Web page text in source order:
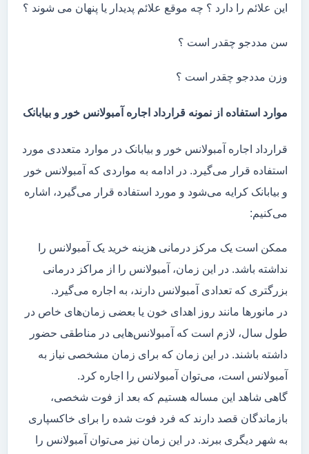
این علائم را دارد ؟ چه موقع علائم پدیدار یا پنهان می شوند ؟
سن مددجو چقدر است ؟
وزن مددجو چقدر است ؟
موارد استفاده از نمونه قرارداد اجاره آمبولانس خور و بیابانک
قرارداد اجاره آمبولانس خور و بیابانک در موارد متعددی مورد
استفاده قرار می‌گیرد. در ادامه به مواردی که آمبولانس خور
و بیابانک کرایه می‌شود و مورد استفاده قرار می‌گیرد، اشاره
می‌کنیم:
ممکن است یک مرکز درمانی هزینه خرید یک آمبولانس را
نداشته باشد. در این زمان، آمبولانس را از مراکز درمانی
بزرگتری که تعدادی آمبولانس دارند، به اجاره می‌گیرد.
در مانور‌ها مانند روز اهدای خون یا بعضی زمان‌های خاص در
طول سال، لازم است که آمبولانس‌هایی در مناطقی حضور
داشته باشند. در این زمان که برای زمان مشخصی نیاز به
آمبولانس است، می‌توان آمبولانس را اجاره کرد.
گاهی شاهد این مساله هستیم که بعد از فوت شخصی،
بازماندگان قصد دارند که فرد فوت شده را برای خاکسپاری
به شهر دیگری ببرند. در این زمان نیز می‌توان آمبولانس را